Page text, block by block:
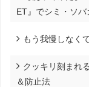
ET』でシミ・ソバ
もう我慢しなく
クッキリ刻まれ
＆防止法